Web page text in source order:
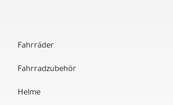
Fahrräder
Fahrradzubehör
Helme